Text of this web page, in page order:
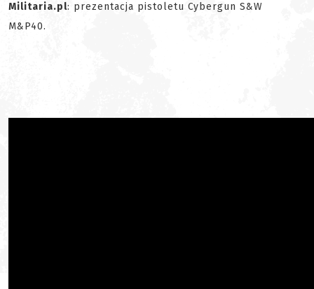
Militaria.pl: prezentacja pistoletu Cybergun S&W
M&P40.